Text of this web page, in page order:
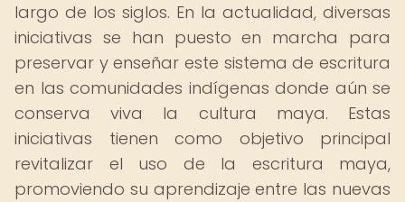
largo de los siglos. En la actualidad, diversas
iniciativas se han puesto en marcha para
preservar y enseñar este sistema de escritura
en las comunidades indígenas donde aún se
conserva viva la cultura maya. Estas
iniciativas tienen como objetivo principal
revitalizar el uso de la escritura maya,
promoviendo su aprendizaje entre las nuevas